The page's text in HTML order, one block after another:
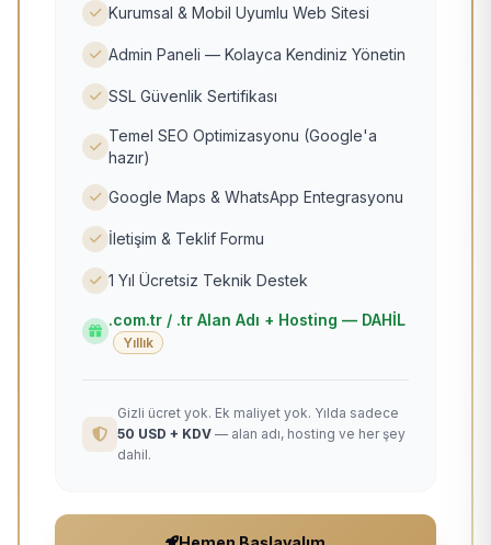
Kurumsal & Mobil Uyumlu Web Sitesi
Admin Paneli — Kolayca Kendiniz Yönetin
SSL Güvenlik Sertifikası
Temel SEO Optimizasyonu (Google'a
hazır)
Google Maps & WhatsApp Entegrasyonu
İletişim & Teklif Formu
1 Yıl Ücretsiz Teknik Destek
.com.tr / .tr Alan Adı + Hosting — DAHİL
Yıllık
Gizli ücret yok. Ek maliyet yok. Yılda sadece
50 USD + KDV — alan adı, hosting ve her şey
dahil.